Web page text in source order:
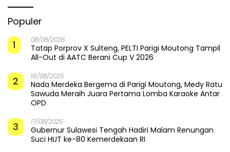
Populer
1
08/08/2026
Tatap Porprov X Sulteng, PELTI Parigi Moutong Tampil
All-Out di AATC Berani Cup V 2026
2 16/08/2025
Nada Merdeka Bergema di Parigi Moutong, Medy Ratu
Sawuda Meraih Juara Pertama Lomba Karaoke Antar
OPD
3 17/08/2025
Gubernur Sulawesi Tengah Hadiri Malam Renungan
Suci HUT ke-80 Kemerdekaan RI